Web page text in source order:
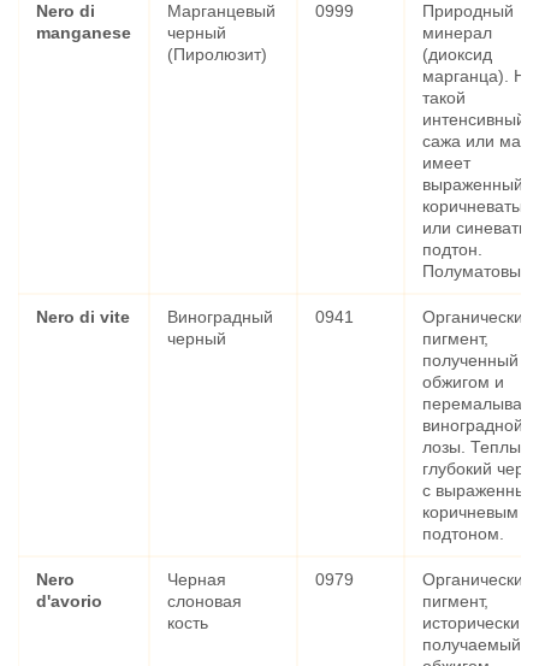
Nero di
manganese
Марганцевый
черный
(Пиролюзит)
0999
Природный
минерал
(диоксид
марганца). Не
такой
интенсивный,
сажа или
имеет
выраженный
коричневатый
или синеватый
подтон.
Полуматовый.
Nero di vite
Виноградный
черный
0941
Органический
пигмент,
полученный
обжигом и
виноградной
лозы. Теплый,
глубокий
с выраженным
коричневым
подтоном.
Nero
d'avorio
Черная
слоновая
кость
0979
Органический
пигмент,
исторически
получаемый